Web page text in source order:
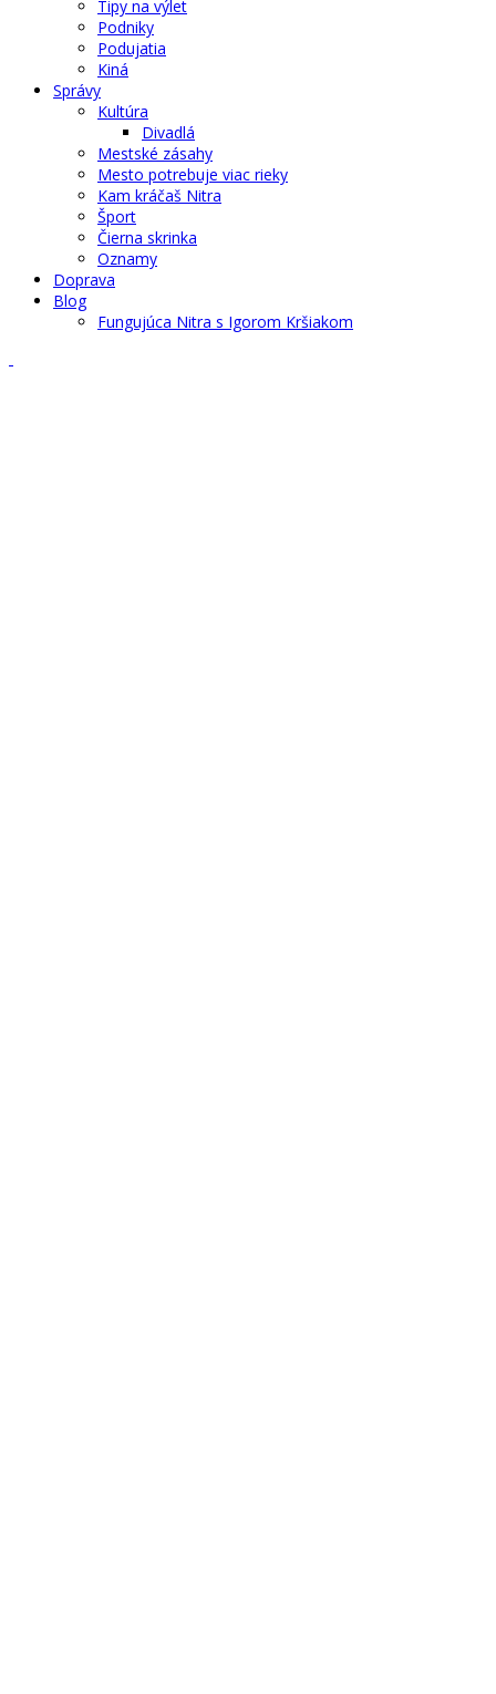
Tipy na výlet
Podniky
Podujatia
Kiná
Správy
Kultúra
Divadlá
Mestské zásahy
Mesto potrebuje viac rieky
Kam kráčaš Nitra
Šport
Čierna skrinka
Oznamy
Doprava
Blog
Fungujúca Nitra s Igorom Kršiakom